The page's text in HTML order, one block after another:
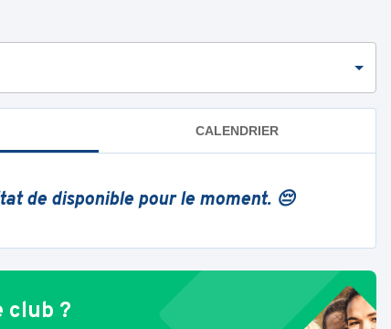
CALENDRIER
de disponible pour le moment. 😔
club ?